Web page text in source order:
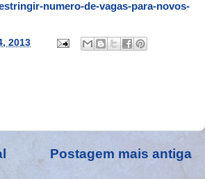
numero-de-vagas-para-novos-
2013
Postagem mais antiga